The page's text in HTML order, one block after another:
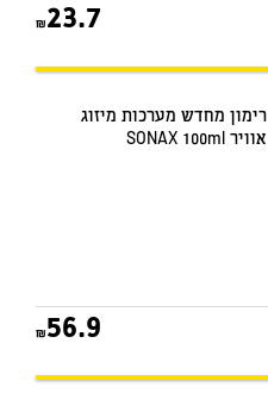
23.7
רימון מחדש מערכות מיזוג
אוויר SONAX 100ml
56.9